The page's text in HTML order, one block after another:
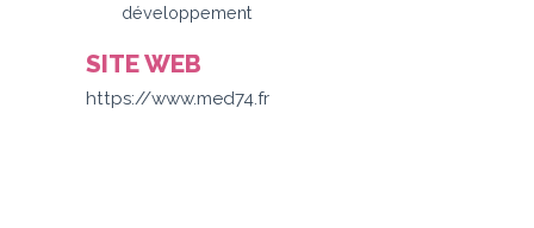
développement
SITE WEB
https://www.med74.fr